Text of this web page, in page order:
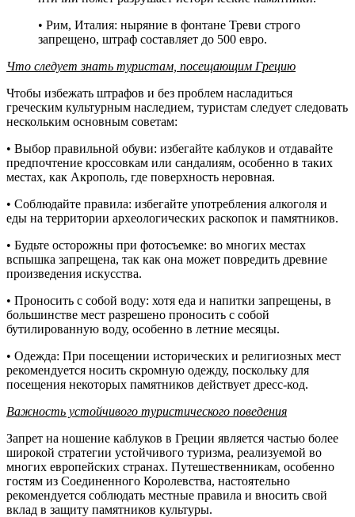
• Рим, Италия: ныряние в фонтане Треви строго
запрещено, штраф составляет до 500 евро.
Что следует знать туристам, посещающим Грецию
Чтобы избежать штрафов и без проблем насладиться
греческим культурным наследием, туристам следует следовать
нескольким основным советам:
• Выбор правильной обуви: избегайте каблуков и отдавайте
предпочтение кроссовкам или сандалиям, особенно в таких
местах, как Акрополь, где поверхность неровная.
• Соблюдайте правила: избегайте употребления алкоголя и
еды на территории археологических раскопок и памятников.
• Будьте осторожны при фотосъемке: во многих местах
вспышка запрещена, так как она может повредить древние
произведения искусства.
• Проносить с собой воду: хотя еда и напитки запрещены, в
большинстве мест разрешено проносить с собой
бутилированную воду, особенно в летние месяцы.
• Одежда: При посещении исторических и религиозных мест
рекомендуется носить скромную одежду, поскольку для
посещения некоторых памятников действует дресс-код.
Важность устойчивого туристического поведения
Запрет на ношение каблуков в Греции является частью более
широкой стратегии устойчивого туризма, реализуемой во
многих европейских странах. Путешественникам, особенно
гостям из Соединенного Королевства, настоятельно
рекомендуется соблюдать местные правила и вносить свой
вклад в защиту памятников культуры.